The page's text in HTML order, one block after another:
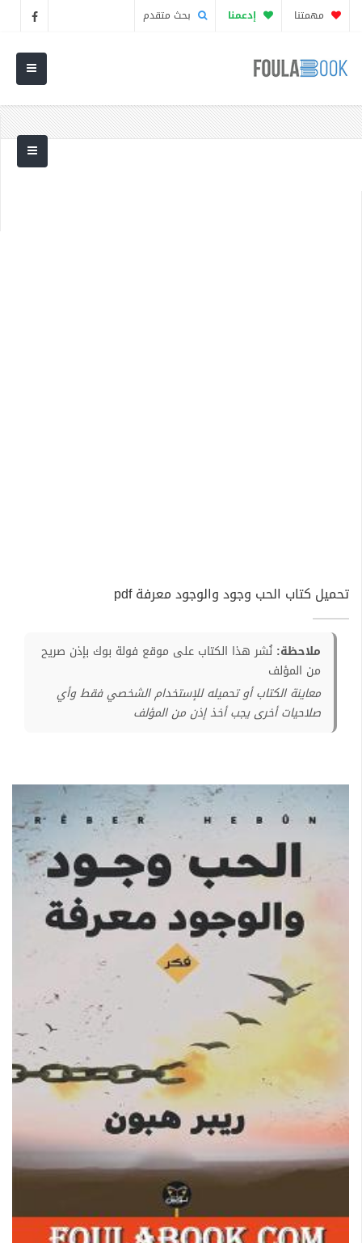
مهمتنا إدعمنا بحث متقدم
تحميل كتاب الحب وجود والوجود معرفة pdf
ملاحظة: نُشر هذا الكتاب على موقع فولة بوك بإذن صريح
من المؤلف
معاينة الكتاب أو تحميله للإستخدام الشخصي فقط وأي
صلاحيات أخرى يجب أخذ إذن من المؤلف